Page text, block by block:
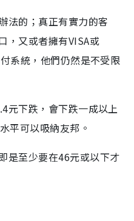
法的；真正有實力的客
，又或者擁有VISA或
系統，他們仍然是不受限
元下跌，會下跌一成以上
平可以吸納友邦。
是至少要在46元或以下才